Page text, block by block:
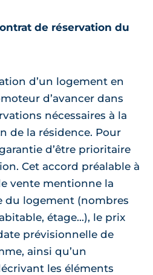
de réservation du
d’un logement en
d’avancer dans
nécessaires à la
de la résidence. Pour
d’être prioritaire
Cet accord préalable à
vente mentionne la
du logement (nombres
étage...), le prix
prévisionnelle de
ainsi qu’un
les éléments